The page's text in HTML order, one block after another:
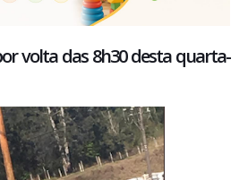
volta das 8h30 desta quarta-